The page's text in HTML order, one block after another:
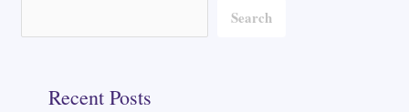
Search
Recent Posts